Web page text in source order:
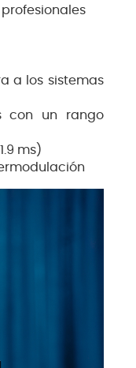
a los sistemas
con un rango
ms)